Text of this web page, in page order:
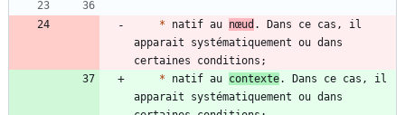
* natif au nœud . Dans ce cas, il
apparait systématiquement ou dans
* natif au contexte. Dans ce cas, il
apparait systématiquement ou dans